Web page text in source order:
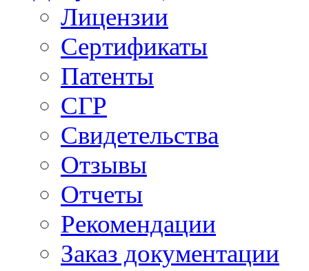
Лицензии
Сертификаты
Патенты
СГР
Свидетельства
Отзывы
Отчеты
Рекомендации
Заказ документации